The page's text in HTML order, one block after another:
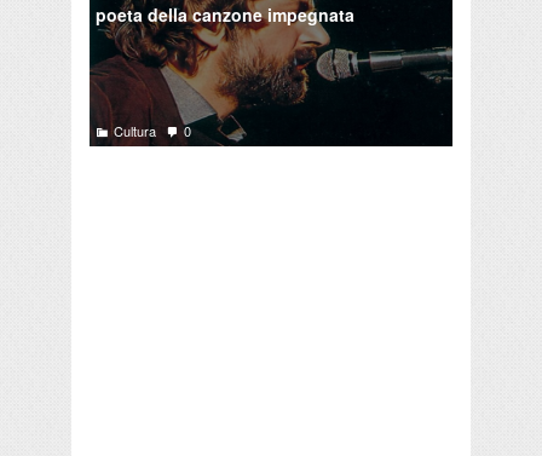
poeta della canzone impegnata
Cultura 0